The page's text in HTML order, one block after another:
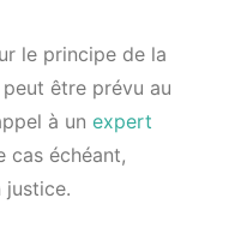
le principe de la
être prévu au
à un expert
cas échéant,
justice.